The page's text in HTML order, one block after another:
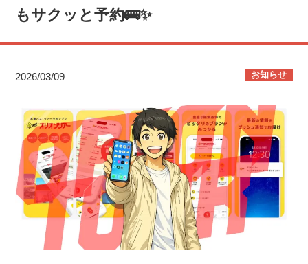
もサクッと予約🚌✨
2026/03/09 お知らせ